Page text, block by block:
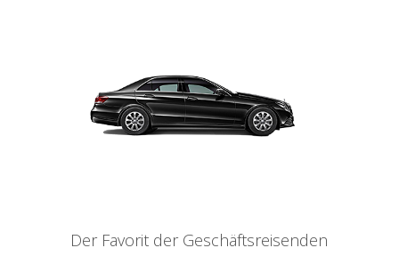
Der Favorit der Geschäftsreisenden